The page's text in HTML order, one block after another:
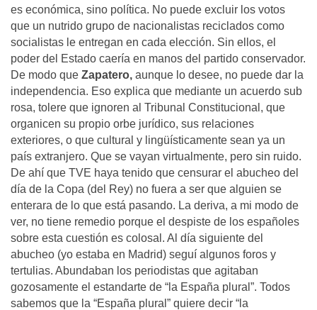
es económica, sino política. No puede excluir los votos
que un nutrido grupo de nacionalistas reciclados como
socialistas le entregan en cada elección. Sin ellos, el
poder del Estado caería en manos del partido conservador.
De modo que Zapatero, aunque lo desee, no puede dar la
independencia. Eso explica que mediante un acuerdo sub
rosa, tolere que ignoren al Tribunal Constitucional, que
organicen su propio orbe jurídico, sus relaciones
exteriores, o que cultural y lingüísticamente sean ya un
país extranjero. Que se vayan virtualmente, pero sin ruido.
De ahí que TVE haya tenido que censurar el abucheo del
día de la Copa (del Rey) no fuera a ser que alguien se
enterara de lo que está pasando. La deriva, a mi modo de
ver, no tiene remedio porque el despiste de los españoles
sobre esta cuestión es colosal. Al día siguiente del
abucheo (yo estaba en Madrid) seguí algunos foros y
tertulias. Abundaban los periodistas que agitaban
gozosamente el estandarte de “la España plural”. Todos
sabemos que la “España plural” quiere decir “la